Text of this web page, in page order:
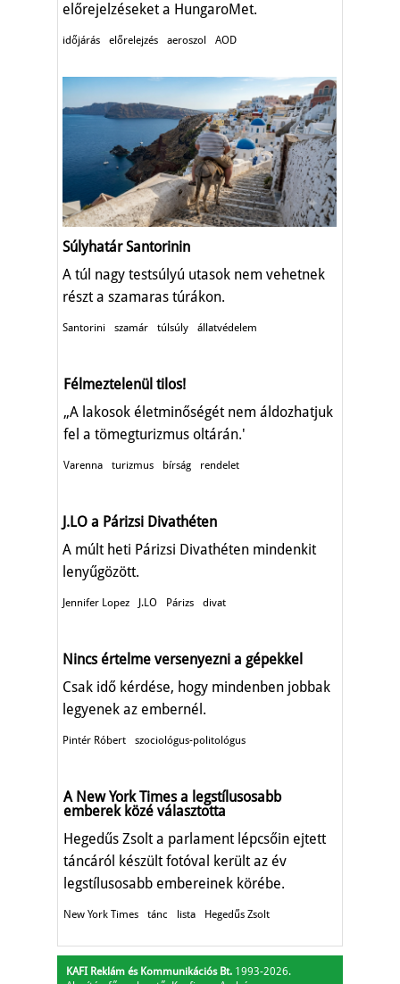
előrejelzéseket a HungaroMet.
időjárás előrelejzés aeroszol AOD
Súlyhatár Santorinin
A túl nagy testsúlyú utasok nem vehetnek
részt a szamaras túrákon.
Santorini szamár túlsúly állatvédelem
Félmeztelenül tilos!
„A lakosok életminőségét nem áldozhatjuk
fel a tömegturizmus oltárán.'
Varenna turizmus bírság rendelet
J.LO a Párizsi Divathéten
A múlt heti Párizsi Divathéten mindenkit
lenyűgözött.
Jennifer Lopez J.LO Párizs divat
Nincs értelme versenyezni a gépekkel
Csak idő kérdése, hogy mindenben jobbak
legyenek az embernél.
Pintér Róbert szociológus-politológus
A New York Times a legstílusosabb
emberek közé választotta
Hegedűs Zsolt a parlament lépcsőin ejtett
táncáról készült fotóval került az év
legstílusosabb embereinek körébe.
New York Times tánc lista Hegedűs Zsolt
KAFI Reklám és Kommunikációs Bt. 1993-2026.